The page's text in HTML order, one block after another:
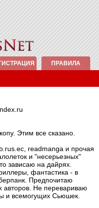
ПРАВИЛА
Этим все сказано.
readmanga и прочая
и "несерьезных"
зависаю на дайрях.
фантастика - в
Предпочитаю
авторов. Не перевариваю
и всемогущих Сьюшек.